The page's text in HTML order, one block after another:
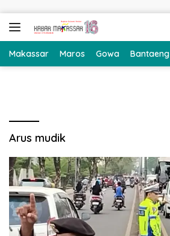
Makassar Maros Gowa Bantaeng
Arus mudik